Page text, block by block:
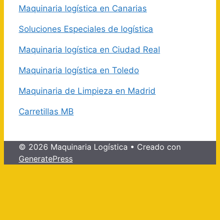
Maquinaria logística en Canarias
Soluciones Especiales de logística
Maquinaria logística en Ciudad Real
Maquinaria logística en Toledo
Maquinaria de Limpieza en Madrid
Carretillas MB
© 2026 Maquinaria Logística • Creado con
GeneratePress